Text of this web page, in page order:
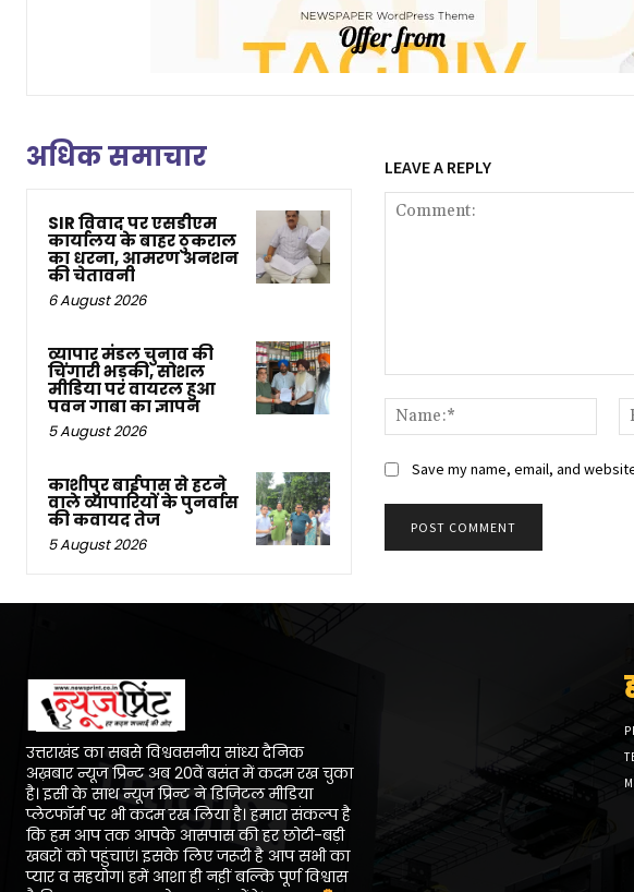
अधिक समाचार
SIR विवाद पर एसडीएम
कार्यालय के बाहर ठुकराल
का धरना, आमरण अनशन
की चेतावनी
6 August 2026
व्यापार मंडल चुनाव की
चिंगारी भड़की, सोशल
मीडिया पर वायरल हुआ
पवन गाबा का ज्ञापन
5 August 2026
काशीपुर बाईपास से हटने
वाले व्यापारियों के पुनर्वास
की कवायद तेज
5 August 2026
LEAVE A REPLY
Save my name, email, and
उत्तराखंड का सबसे विश्ववसनीय सांध्य दैनिक
अख़बार न्यूज प्रिन्ट अब 20वें बसंत में कदम रख चुका
है। इसी के साथ न्यूज प्रिन्ट ने डिजिटल मीडिया
प्लेटफॉर्म पर भी कदम रख लिया है। हमारा संकल्प है
कि हम आप तक आपके आसपास की हर छोटी-बड़ी
खबरों को पहुंचाएं। इसके लिए जरूरी है आप सभी का
प्यार व सहयोग। हमें आशा ही नहीं बल्कि पूर्ण विश्वास